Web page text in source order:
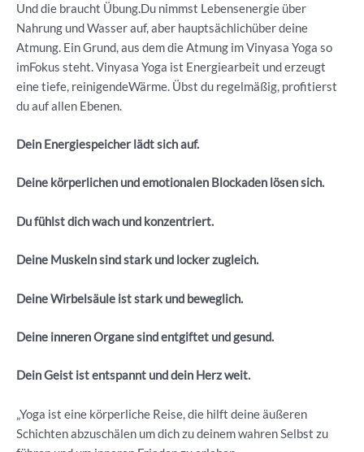
Und die braucht Übung.Du nimmst Lebensenergie über
Nahrung und Wasser auf, aber hauptsächlichüber deine
Atmung. Ein Grund, aus dem die Atmung im Vinyasa Yoga so
imFokus steht. Vinyasa Yoga ist Energiearbeit und erzeugt
eine tiefe, reinigendeWärme. Übst du regelmäßig, profitierst
du auf allen Ebenen.
Dein Energiespeicher lädt sich auf.
Deine körperlichen und emotionalen Blockaden lösen sich.
Du fühlst dich wach und konzentriert.
Deine Muskeln sind stark und locker zugleich.
Deine Wirbelsäule ist stark und beweglich.
Deine inneren Organe sind entgiftet und gesund.
Dein Geist ist entspannt und dein Herz weit.
„Yoga ist eine körperliche Reise, die hilft deine äußeren
Schichten abzuschälen um dich zu deinem wahren Selbst zu